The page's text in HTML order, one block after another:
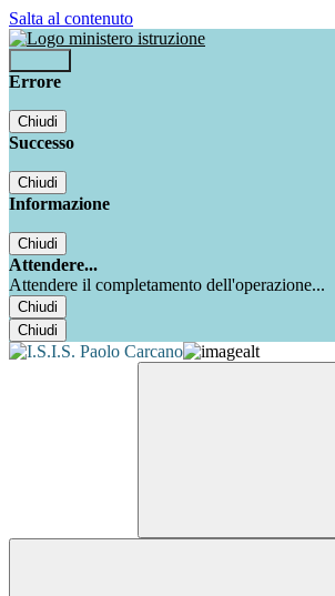
Salta al contenuto
Errore
Chiudi
Successo
Chiudi
Informazione
Chiudi
Attendere...
Attendere il completamento dell'operazione...
Chiudi
Chiudi